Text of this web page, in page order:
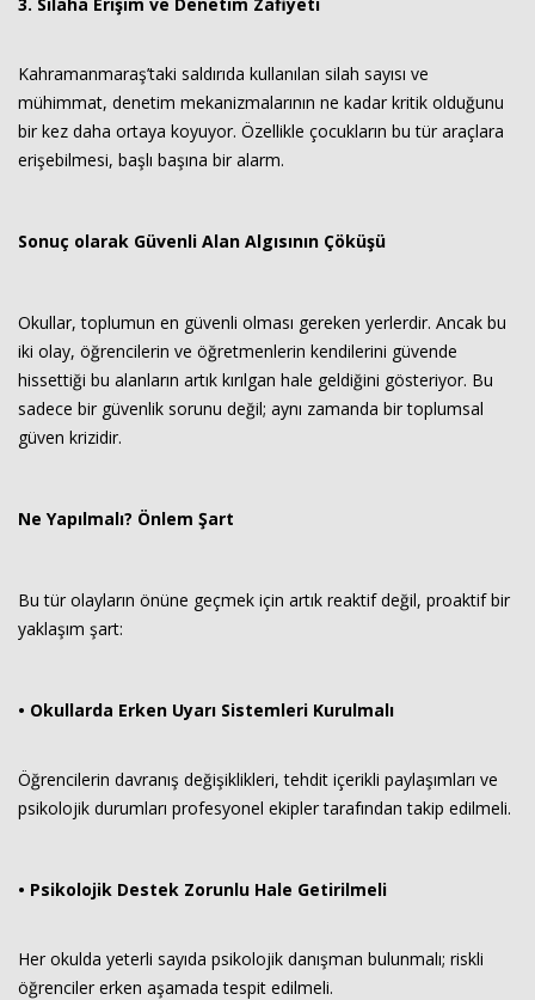
Kahramanmaraş’taki saldırıda kullanılan silah sayısı ve
mühimmat, denetim mekanizmalarının ne kadar kritik olduğunu
bir kez daha ortaya koyuyor. Özellikle çocukların bu tür araçlara
erişebilmesi, başlı başına bir alarm.
Sonuç olarak Güvenli Alan Algısının Çöküşü
Okullar, toplumun en güvenli olması gereken yerlerdir. Ancak bu
iki olay, öğrencilerin ve öğretmenlerin kendilerini güvende
hissettiği bu alanların artık kırılgan hale geldiğini gösteriyor. Bu
sadece bir güvenlik sorunu değil; aynı zamanda bir toplumsal
güven krizidir.
Ne Yapılmalı? Önlem Şart
Bu tür olayların önüne geçmek için artık reaktif değil, proaktif bir
yaklaşım şart:
• Okullarda Erken Uyarı Sistemleri Kurulmalı
Öğrencilerin davranış değişiklikleri, tehdit içerikli paylaşımları ve
psikolojik durumları profesyonel ekipler tarafından takip edilmeli.
• Psikolojik Destek Zorunlu Hale Getirilmeli
Her okulda yeterli sayıda psikolojik danışman bulunmalı; riskli
öğrenciler erken aşamada tespit edilmeli.